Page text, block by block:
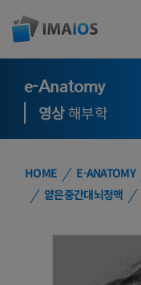
e-Anatomy
영상해부학
HOME E-ANATOMY
얕은중간대뇌정맥